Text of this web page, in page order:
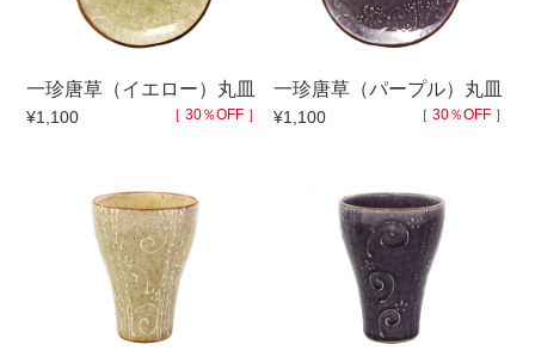
500円～ 700円～
5,000円～9,999円 5,000円〜 6,000円〜
一珍唐草（イエロー）丸皿
¥1,100 ［ 30％OFF ］
一珍唐草（パープル）丸皿
¥1,100 ［ 30％OFF ］